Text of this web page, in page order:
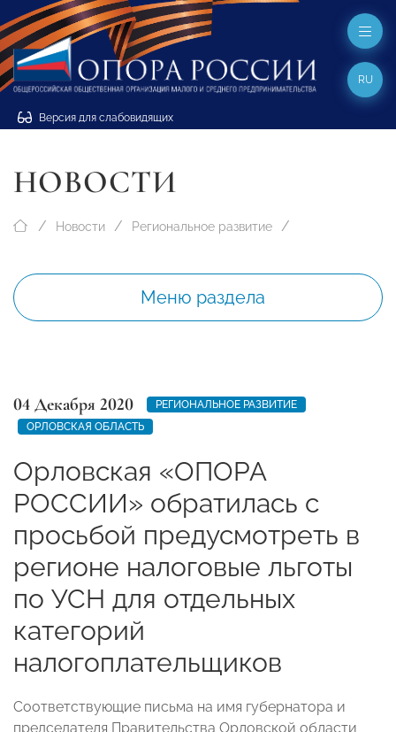
Версия для слабовидящих
RU
НОВОСТИ
Новости Региональное развитие
Меню раздела
04 Декабря 2020
РЕГИОНАЛЬНОЕ РАЗВИТИЕ
ОРЛОВСКАЯ ОБЛАСТЬ
Орловская «ОПОРА
РОССИИ» обратилась с
просьбой предусмотреть в
регионе налоговые льготы
по УСН для отдельных
категорий
налогоплательщиков
Соответствующие письма на имя губернатора и
председателя Правительства Орловской области